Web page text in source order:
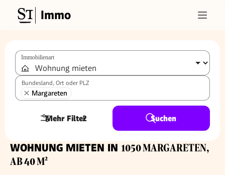
Immo
Immobilienart
Bundesland, Ort oder PLZ
Margareten
Mehr Filter
2 Suchen
WOHNUNG MIETEN IN 1050 MARGARETEN,
AB 40 M²